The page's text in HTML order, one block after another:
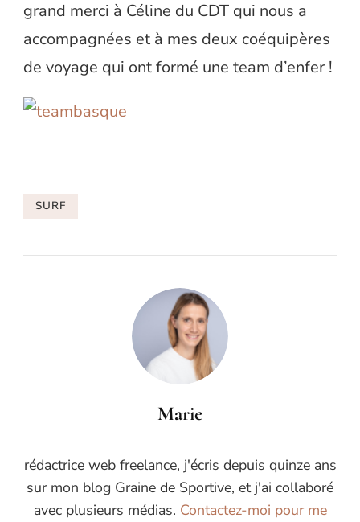
grand merci à Céline du CDT qui nous a
accompagnées et à mes deux coéquipères
de voyage qui ont formé une team d’enfer !
SURF
Marie
rédactrice web freelance, j'écris depuis quinze ans
sur mon blog Graine de Sportive, et j'ai collaboré
avec plusieurs médias. Contactez-moi pour me